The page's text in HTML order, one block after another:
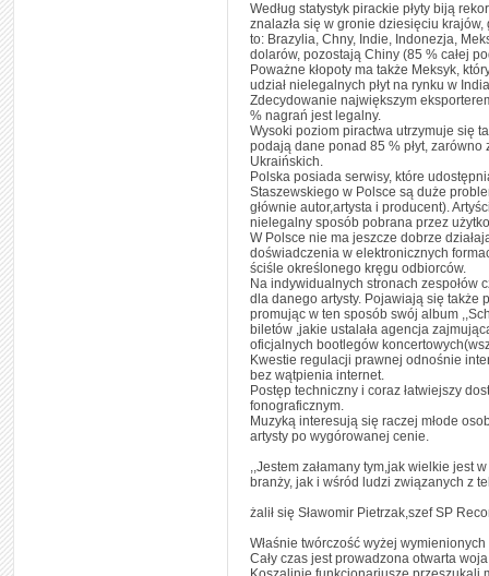
Według statystyk pirackie płyty biją
znalazła się w gronie dziesięciu
to: Brazylia, Chny, Indie, Indonezja,
dolarów, pozostają Chiny (85 % całej
Poważne kłopoty ma także Meksyk,
udział nielegalnych płyt na rynku w
Zdecydowanie największym
% nagrań jest legalny.
Wysoki poziom piractwa utrzymuje się
podają dane ponad 85 % płyt,
Ukraińskich.
Polska posiada serwisy, które
Staszewskiego w Polsce są duże
głównie autor,artysta i producent).
nielegalny sposób pobrana przez
W Polsce nie ma jeszcze dobrze
doświadczenia w elektronicznych
ściśle określonego kręgu odbiorców.
Na indywidualnych stronach zespołów
dla danego artysty. Pojawiają się także
promując w ten sposób swój album
biletów ,jakie ustalała agencja
oficjalnych bootlegów
Kwestie regulacji prawnej odnośnie
bez wątpienia internet.
Postęp techniczny i coraz łatwiejszy
fonograficznym.
Muzyką interesują się raczej młode
artysty po wygórowanej cenie.
,,Jestem załamany tym,jak wielkie jest
branży, jak i wśród ludzi związanych z
żalił się Sławomir Pietrzak,szef SP
Właśnie twórczość wyżej
Cały czas jest prowadzona otwarta